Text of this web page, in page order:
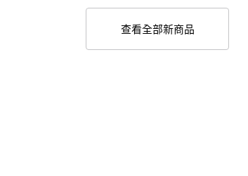
查看全部新商品